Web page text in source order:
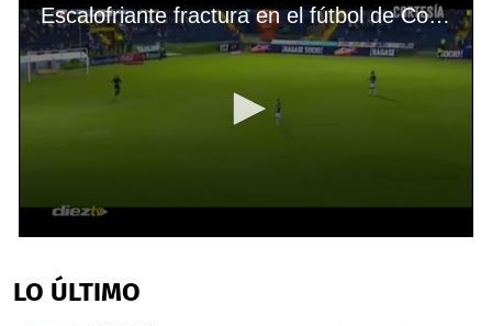
Escalofriante fractura en el fútbol de Costa Rica
of
56
LO ÚLTIMO